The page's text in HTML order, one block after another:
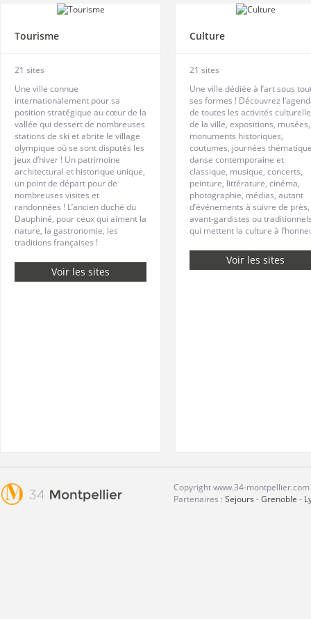
Tourisme
21 sites
Une ville connue
internationalement pour sa
position stratégique au cœur de la
vallée qui dessert de nombreuses
stations de ski et abrite le village
olympique où se sont disputés les
jeux d’hiver ! Un patrimoine
architectural et historique unique,
un point de départ pour de
nombreuses visites et
randonnées ! L’ancien duché du
Dauphiné, pour ceux qui aiment la
nature, la gastronomie, les
traditions françaises !
Voir les sites
Culture
21 sites
Une ville dédiée à l’art sous
ses formes ! Découvrez
de toutes les activités
de la ville, expositions, musées,
monuments historiques,
coutumes, journées
danse contemporaine et
classique, musique, concerts,
peinture, littérature, cinéma,
photographie, médias, autant
d’événements à suivre de près,
avant-gardistes ou
qui mettent la culture à
Voir les sites
Copyright www.34-
Partenaires : Sejours -Grenoble -